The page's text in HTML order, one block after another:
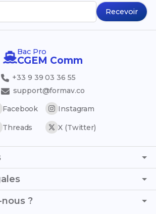
Recevoir
Bac Pro
CGEM Comm
+33 9 39 03 36 55
support@formav.co
Facebook
Instagram
Threads X (Twitter)
?